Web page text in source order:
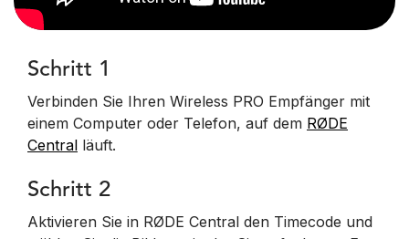
Schritt 1
Verbinden Sie Ihren Wireless PRO Empfänger mit
einem Computer oder Telefon, auf dem RØDE
Central läuft.
Schritt 2
Aktivieren Sie in RØDE Central den Timecode und